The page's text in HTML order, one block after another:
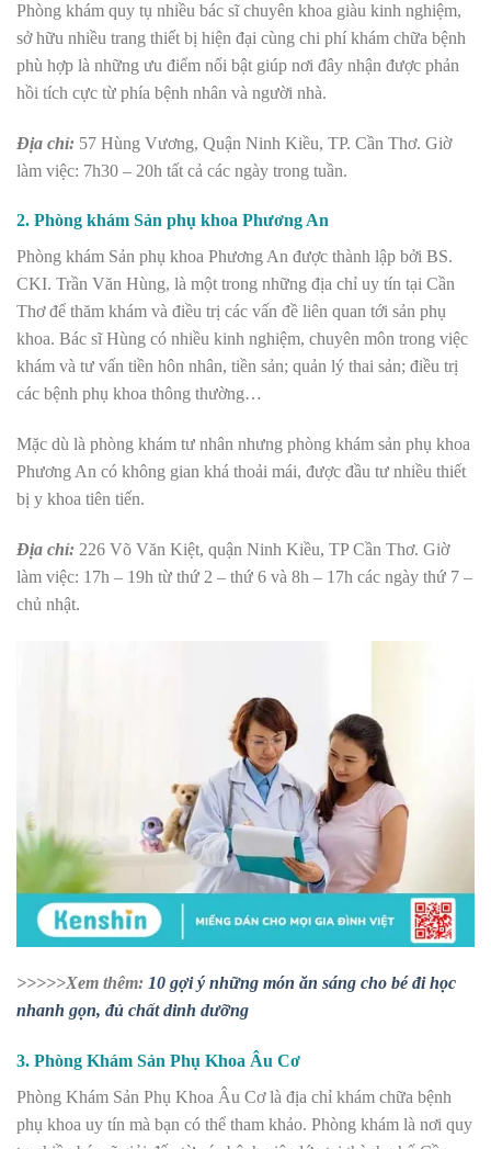
Phòng khám quy tụ nhiều bác sĩ chuyên khoa giàu kinh nghiệm,
sở hữu nhiều trang thiết bị hiện đại cùng chi phí khám chữa bệnh
phù hợp là những ưu điểm nổi bật giúp nơi đây nhận được phản
hồi tích cực từ phía bệnh nhân và người nhà.
Địa chỉ: 57 Hùng Vương, Quận Ninh Kiều, TP. Cần Thơ. Giờ
làm việc: 7h30 – 20h tất cả các ngày trong tuần.
2. Phòng khám Sản phụ khoa Phương An
Phòng khám Sản phụ khoa Phương An được thành lập bởi BS.
CKI. Trần Văn Hùng, là một trong những địa chỉ uy tín tại Cần
Thơ để thăm khám và điều trị các vấn đề liên quan tới sản phụ
khoa. Bác sĩ Hùng có nhiều kinh nghiệm, chuyên môn trong việc
khám và tư vấn tiền hôn nhân, tiền sản; quản lý thai sản; điều trị
các bệnh phụ khoa thông thường…
Mặc dù là phòng khám tư nhân nhưng phòng khám sản phụ khoa
Phương An có không gian khá thoải mái, được đầu tư nhiều thiết
bị y khoa tiên tiến.
Địa chỉ: 226 Võ Văn Kiệt, quận Ninh Kiều, TP Cần Thơ. Giờ
làm việc: 17h – 19h từ thứ 2 – thứ 6 và 8h – 17h các ngày thứ 7 –
chủ nhật.
>>>>>Xem thêm: 10 gợi ý những món ăn sáng cho bé đi học
nhanh gọn, đủ chất dinh dưỡng
3. Phòng Khám Sản Phụ Khoa Âu Cơ
Phòng Khám Sản Phụ Khoa Âu Cơ là địa chỉ khám chữa bệnh
phụ khoa uy tín mà bạn có thể tham khảo. Phòng khám là nơi quy